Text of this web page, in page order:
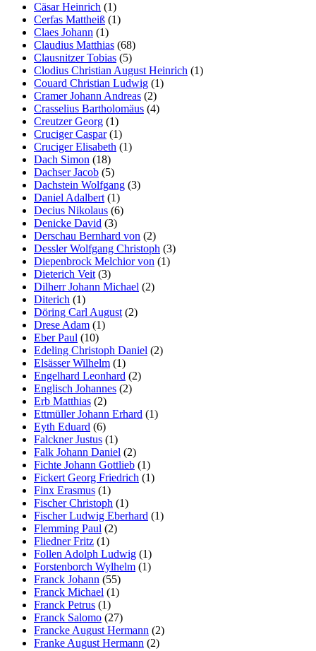
Cäsar Heinrich (1)
Cerfas Mattheiß (1)
Claes Johann (1)
Claudius Matthias (68)
Clausnitzer Tobias (5)
Clodius Christian August Heinrich (1)
Couard Christian Ludwig (1)
Cramer Johann Andreas (2)
Crasselius Bartholomäus (4)
Creutzer Georg (1)
Cruciger Caspar(1)
Cruciger Elisabeth (1)
Dach Simon (18)
Dachser Jacob (5)
Dachstein Wolfgang (3)
Daniel Adalbert (1)
Decius Nikolaus (6)
Denicke David (3)
Derschau Bernhard von (2)
Dessler Wolfgang Christoph (3)
Diepenbrock Melchior von (1)
Dieterich Veit (3)
Dilherr Johann Michael (2)
Diterich (1)
Döring Carl August (2)
Drese Adam (1)
Eber Paul (10)
Edeling Christoph Daniel (2)
Elsässer Wilhelm (1)
Engelhard Leonhard (2)
Englisch Johannes (2)
Erb Matthias (2)
Ettmüller Johann Erhard (1)
Eyth Eduard (6)
Falckner Justus (1)
Falk Johann Daniel (2)
Fichte Johann Gottlieb (1)
Fickert Georg Friedrich (1)
Finx Erasmus (1)
Fischer Christoph (1)
Fischer Ludwig Eberhard (1)
Flemming Paul (2)
Fliedner Fritz (1)
Follen Adolph Ludwig (1)
Forstenborch Wylhelm (1)
Franck Johann (55)
Franck Michael (1)
Franck Petrus (1)
Franck Salomo (27)
Francke August Hermann (2)
Franke August Hermann (2)